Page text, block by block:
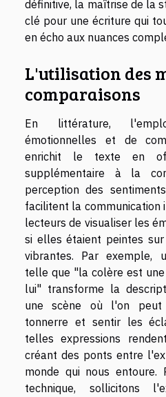
définitive, la maîtrise de la
clé pour une écriture qui
en écho aux nuances
L'utilisation des
comparaisons
En littérature,
émotionnelles et de
enrichit le texte en
supplémentaire à la
perception des
facilitent la communication
lecteurs de visualiser les
si elles étaient peintes
vibrantes. Par exemple,
telle que "la colère est
lui" transforme la
une scène où l'on peut
tonnerre et sentir les
telles expressions
créant des ponts entre
monde qui nous entoure.
technique, sollicitons